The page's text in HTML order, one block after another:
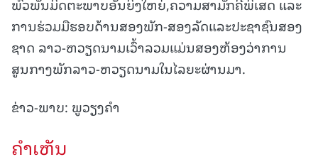
ການຮ່ວມມືຮອບດ້ານສອງພັກ-ສອງລັດແລະປະຊາຊົນສອງ
ຊາດ ລາວ-ຫວຽດນາມເວົ້າລວມແມ່ນສອງຫ້ອງວ່າການ
ສູນກາງພັກລາວ-ຫວຽດນາມໃນໄລຍະຜ່ານມາ.
ຂ່າວ-ພາບ: ພູວຽງຄຳ
ຄໍາເຫັນ